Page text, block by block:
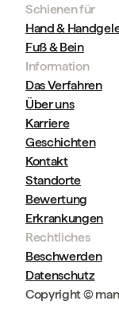
Schienen für
Hand &
Fuß & Bein
Information
Das Verfahren
Über uns
Karriere
Geschichten
Kontakt
Standorte
Bewertung
Erkrankungen
Rechtliches
Beschwerden
Datenschutz
Copyright ©